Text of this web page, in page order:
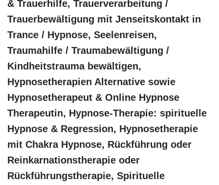
& Trauerhilfe, Trauerverarbeitung /
Trauerbewältigung mit Jenseitskontakt in
Trance / Hypnose, Seelenreisen,
Traumahilfe / Traumabewältigung /
Kindheitstrauma bewältigen,
Hypnosetherapien Alternative sowie
Hypnosetherapeut & Online Hypnose
Therapeutin, Hypnose-Therapie: spirituelle
Hypnose & Regression, Hypnosetherapie
mit Chakra Hypnose, Rückführung oder
Reinkarnationstherapie oder
Rückführungstherapie, Spirituelle